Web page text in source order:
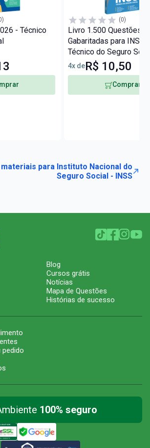
- Técnico
(0)
Livro 1.500 Questões
Gabaritadas para INSS -
Técnico do Seguro
4x deR$ 10,50
Comprar
para Instituto Nacional do
Seguro Social - INSS
Blog
Cursos grátis
Notícias
Mapa de Questões
Histórias de sucesso
pedido
100% seguro